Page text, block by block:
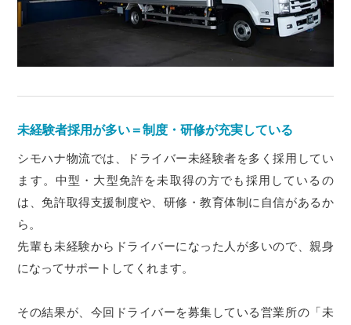
未経験者採用が多い＝制度・研修が充実している
シモハナ物流では、ドライバー未経験者を多く採用してい
ます。中型・大型免許を未取得の方でも採用しているの
は、免許取得支援制度や、研修・教育体制に自信があるか
ら。
先輩も未経験からドライバーになった人が多いので、親身
になってサポートしてくれます。
その結果が、今回ドライバーを募集している営業所の「未